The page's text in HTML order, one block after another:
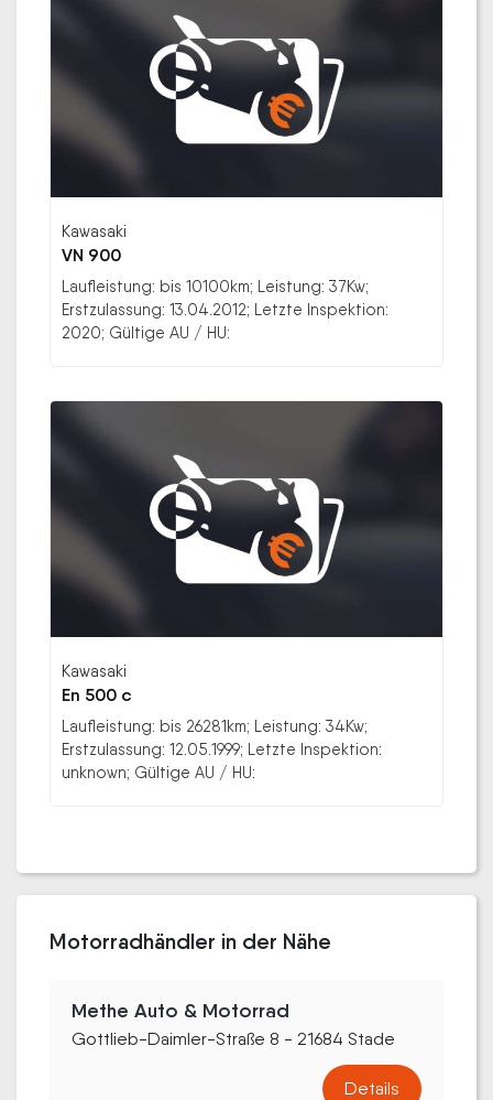
Kawasaki
VN 900
Laufleistung: bis 10100km; Leistung: 37Kw;
Erstzulassung: 13.04.2012; Letzte Inspektion:
2020; Gültige AU / HU:
Kawasaki
En 500 c
Laufleistung: bis 26281km; Leistung: 34Kw;
Erstzulassung: 12.05.1999; Letzte Inspektion:
unknown; Gültige AU / HU:
Motorradhändler in der Nähe
Methe Auto & Motorrad
Gottlieb-Daimler-Straße 8 - 21684 Stade
Details